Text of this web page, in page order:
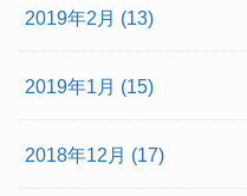
2019年2月 (13)
2019年1月 (15)
2018年12月 (17)